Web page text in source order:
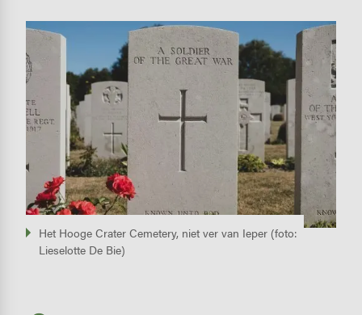
Image
Het Hooge Crater Cemetery, niet ver van Ieper (foto:
Lieselotte De Bie)